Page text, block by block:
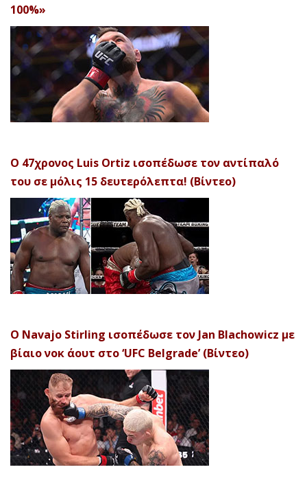
100%»
Ο 47χρονος Luis Ortiz ισοπέδωσε τον αντίπαλό
του σε μόλις 15 δευτερόλεπτα! (Βίντεο)
Ο Navajo Stirling ισοπέδωσε τον Jan Blachowicz με
βίαιο νοκ άουτ στο ‘UFC Belgrade’ (Βίντεο)